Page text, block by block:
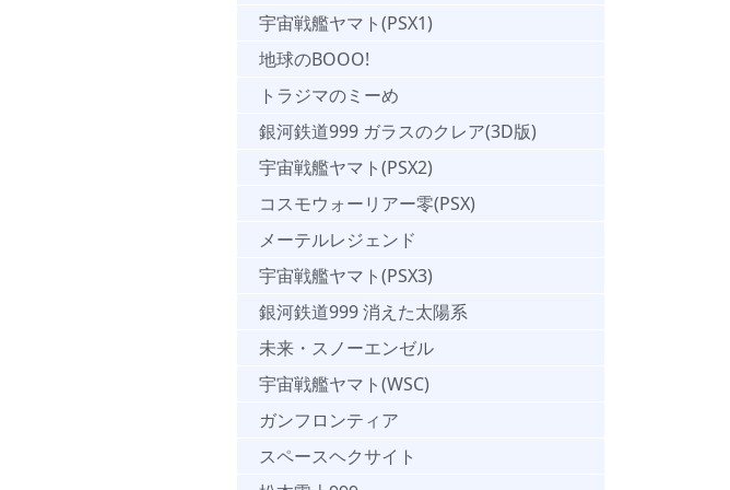
宇宙戦艦ヤマト(PSX1)
地球のBOOO!
トラジマのミーめ
銀河鉄道999 ガラスのクレア(3D版)
宇宙戦艦ヤマト(PSX2)
コスモウォーリアー零(PSX)
メーテルレジェンド
宇宙戦艦ヤマト(PSX3)
銀河鉄道999 消えた太陽系
未来・スノーエンゼル
宇宙戦艦ヤマト(WSC)
ガンフロンティア
スペースヘクサイト